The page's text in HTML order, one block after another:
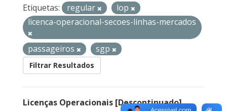
Etiquetas:
regular
lop
licenca-operacional-secoes-linhas-mercados
passageiros sgp
Filtrar Resultados
Licenças Operacionais [Descontinuado]